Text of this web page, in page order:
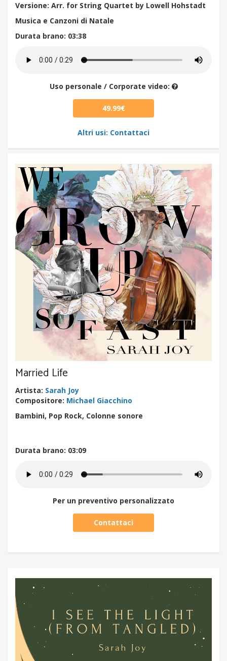
Versione: Arr. for String Quartet by Lowell Hohstadt
Musica e Canzoni di Natale
Durata brano: 03:38
Uso personale / Corporate video:
49.99€
Altri usi: Contattaci
Married Life
Artista: Sarah Joy
Compositore: Michael Giacchino
Bambini, Pop Rock, Colonne sonore
Durata brano: 03:09
Per un preventivo personalizzato
Contattaci